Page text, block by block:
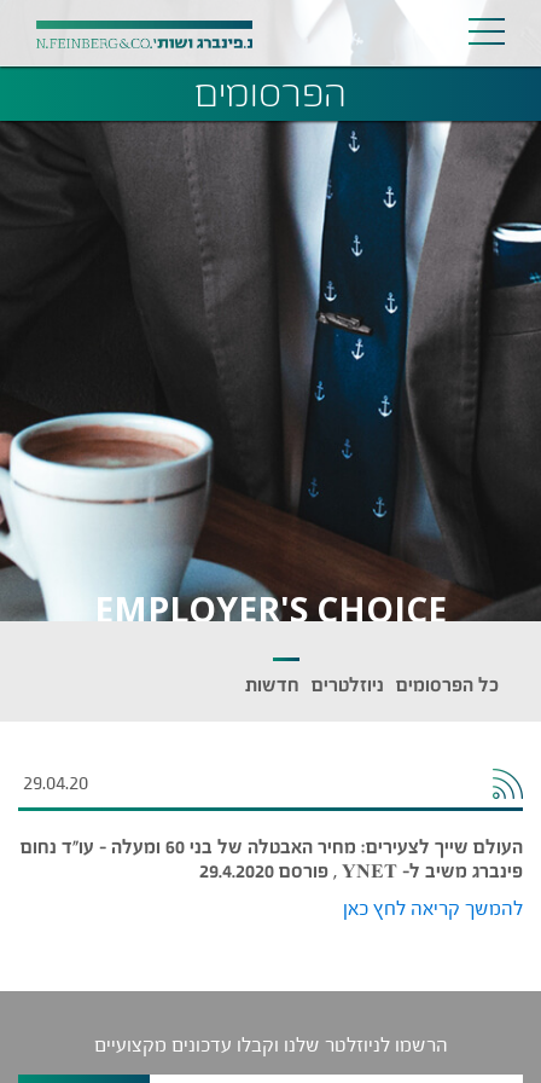
הפרסומים
EMPLOYER'S CHOICE
כל הפרסומים ניוזלטרים חדשות
29.04.20
העולם שייך לצעירים: מחיר האבטלה של בני 60 ומעלה – עו"ד נחום
פינברג משיב ל- YNET , פורסם 29.4.2020
להמשך קריאה לחץ כאן
הרשמו לניוזלטר שלנו וקבלו עדכונים מקצועיים